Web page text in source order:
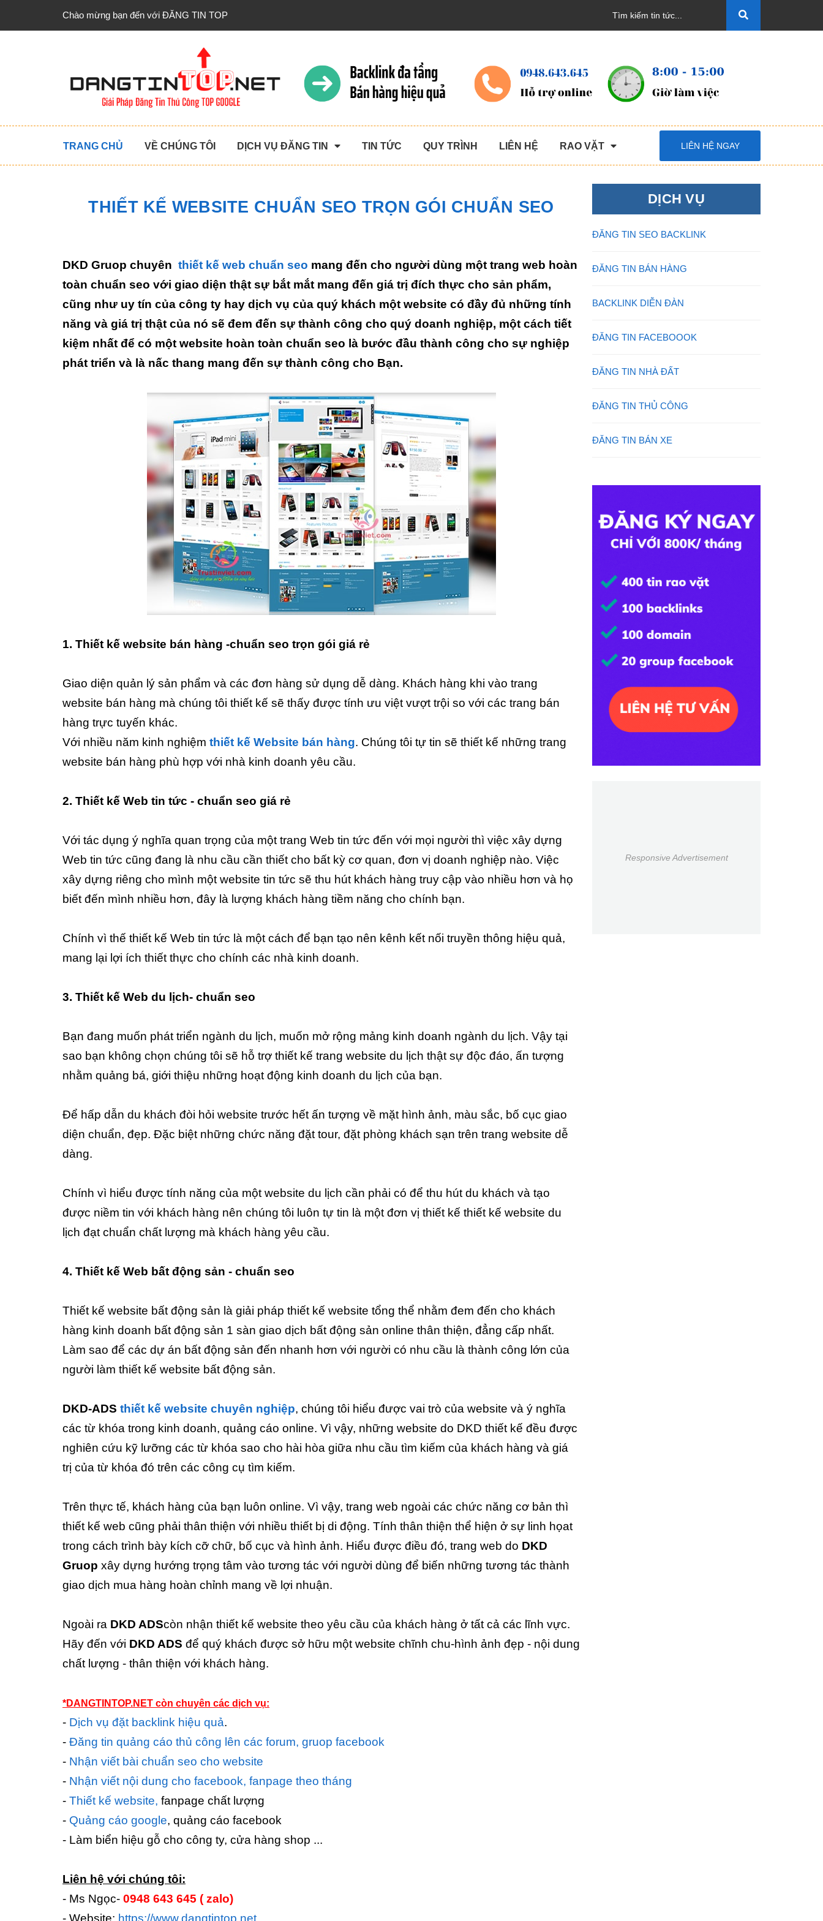
Chào mừng bạn đến với ĐĂNG TIN TOP
TRANG CHỦ VỀ CHÚNG TÔI DỊCH VỤ ĐĂNG TIN TIN TỨC QUY TRÌNH LIÊN HỆ RAO VẶT LIÊN HỆ NGAY
THIẾT KẾ WEBSITE CHUẨN SEO TRỌN GÓI CHUẨN SEO
DKD Gruop chuyên thiết kế web chuẩn seo mang đến cho người dùng một trang web hoàn
toàn chuẩn seo với giao diện thật sự bắt mắt mang đến giá trị đích thực cho sản phẩm,
cũng như uy tín của công ty hay dịch vụ của quý khách một website có đầy đủ những tính
năng và giá trị thật của nó sẽ đem đến sự thành công cho quý doanh nghiệp, một cách tiết
kiệm nhất để có một website hoàn toàn chuẩn seo là bước đầu thành công cho sự nghiệp
phát triển và là nấc thang mang đến sự thành công cho Bạn.
1. Thiết kế website bán hàng -chuẩn seo trọn gói giá rẻ
Giao diện quản lý sản phẩm và các đơn hàng sử dụng dễ dàng. Khách hàng khi vào trang
website bán hàng mà chúng tôi thiết kế sẽ thấy được tính ưu việt vượt trội so với các trang bán
hàng trực tuyến khác.
Với nhiều năm kinh nghiệm thiết kế Website bán hàng. Chúng tôi tự tin sẽ thiết kế những trang
website bán hàng phù hợp với nhà kinh doanh yêu cầu.
2. Thiết kế Web tin tức - chuẩn seo giá rẻ
Với tác dụng ý nghĩa quan trọng của một trang Web tin tức đến với mọi người thì việc xây dựng
Web tin tức cũng đang là nhu cầu cần thiết cho bất kỳ cơ quan, đơn vị doanh nghiệp nào. Việc
xây dựng riêng cho mình một website tin tức sẽ thu hút khách hàng truy cập vào nhiều hơn và họ
biết đến mình nhiều hơn, đây là lượng khách hàng tiềm năng cho chính bạn.
Chính vì thế thiết kế Web tin tức là một cách để bạn tạo nên kênh kết nối truyền thông hiệu quả,
mang lại lợi ích thiết thực cho chính các nhà kinh doanh.
3. Thiết kế Web du lịch- chuẩn seo
Bạn đang muốn phát triển ngành du lịch, muốn mở rộng mảng kinh doanh ngành du lịch. Vậy tại
sao bạn không chọn chúng tôi sẽ hỗ trợ thiết kế trang website du lịch thật sự độc đáo, ấn tượng
nhằm quảng bá, giới thiệu những hoạt động kinh doanh du lịch của bạn.
Để hấp dẫn du khách đòi hỏi website trước hết ấn tượng về mặt hình ảnh, màu sắc, bố cục giao
diện chuẩn, đẹp. Đặc biệt những chức năng đặt tour, đặt phòng khách sạn trên trang website dễ
dàng.
Chính vì hiểu được tính năng của một website du lịch cần phải có để thu hút du khách và tạo
được niềm tin với khách hàng nên chúng tôi luôn tự tin là một đơn vị thiết kế thiết kế website du
lịch đạt chuẩn chất lượng mà khách hàng yêu cầu.
4. Thiết kế Web bất động sản - chuẩn seo
Thiết kế website bất động sản là giải pháp thiết kế website tổng thể nhằm đem đến cho khách
hàng kinh doanh bất động sản 1 sàn giao dịch bất động sản online thân thiện, đẳng cấp nhất.
Làm sao để các dự án bất động sản đến nhanh hơn với người có nhu cầu là thành công lớn của
người làm thiết kế website bất động sản.
DKD-ADS thiết kế website chuyên nghiệp, chúng tôi hiểu được vai trò của website và ý nghĩa
các từ khóa trong kinh doanh, quảng cáo online. Vì vậy, những website do DKD thiết kế đều được
nghiên cứu kỹ lưỡng các từ khóa sao cho hài hòa giữa nhu cầu tìm kiếm của khách hàng và giá
trị của từ khóa đó trên các công cụ tìm kiếm.
Trên thực tế, khách hàng của bạn luôn online. Vì vậy, trang web ngoài các chức năng cơ bản thì
thiết kế web cũng phải thân thiện với nhiều thiết bị di động. Tính thân thiện thể hiện ở sự linh họat
trong cách trình bày kích cỡ chữ, bố cục và hình ảnh. Hiểu được điều đó, trang web do DKD
Gruop xây dựng hướng trọng tâm vào tương tác với người dùng để biến những tương tác thành
giao dịch mua hàng hoàn chỉnh mang về lợi nhuận.
Ngoài ra DKD ADScòn nhận thiết kế website theo yêu cầu của khách hàng ở tất cả các lĩnh vực.
Hãy đến với DKD ADS để quý khách được sở hữu một website chĩnh chu-hình ảnh đẹp - nội dung
chất lượng - thân thiện với khách hàng.
*DANGTINTOP.NET còn chuyên các dịch vụ:
- Dịch vụ đặt backlink hiệu quả.
- Đăng tin quảng cáo thủ công lên các forum, gruop facebook
- Nhận viết bài chuẩn seo cho website
- Nhận viết nội dung cho facebook, fanpage theo tháng
- Thiết kế website, fanpage chất lượng
- Quảng cáo google, quảng cáo facebook
- Làm biển hiệu gỗ cho công ty, cửa hàng shop ...
Liên hệ với chúng tôi:
- Ms Ngọc- 0948 643 645 ( zalo)
- Website: https://www.dangtintop.net
DỊCH VỤ
ĐĂNG TIN SEO BACKLINK
ĐĂNG TIN BÁN HÀNG
BACKLINK DIỄN ĐÀN
ĐĂNG TIN FACEBOOOK
ĐĂNG TIN NHÀ ĐẤT
ĐĂNG TIN THỦ CÔNG
ĐĂNG TIN BÁN XE
Responsive Advertisement